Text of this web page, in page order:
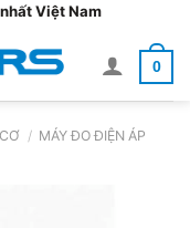
Việt Nam
0
/ MÁY ĐO ĐIỆN ÁP